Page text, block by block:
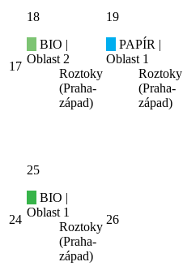
17
18
BIO |
Oblast 2
Roztoky
(Praha-
západ)
19
PAPÍR |
Oblast 1
Roztoky
(Praha-
západ)
24
25
BIO |
Oblast 1
Roztoky
(Praha-
západ)
26